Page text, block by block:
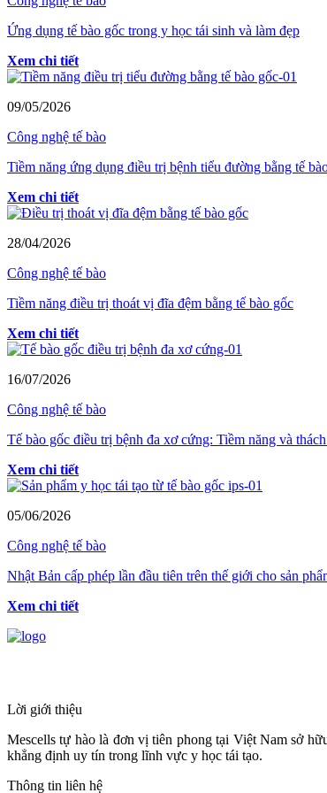
Ứng dụng tế bào gốc trong y học tái sinh và làm đẹp
Xem chi tiết
09/05/2026
Công nghệ tế bào
Tiềm năng ứng dụng điều trị bệnh tiểu đường bằng tế
Xem chi tiết
28/04/2026
Công nghệ tế bào
Tiềm năng điều trị thoát vị đĩa đệm bằng tế bào gốc
Xem chi tiết
16/07/2026
Công nghệ tế bào
Tế bào gốc điều trị bệnh đa xơ cứng: Tiềm năng và
Xem chi tiết
05/06/2026
Công nghệ tế bào
Nhật Bản cấp phép lần đầu tiên trên thế giới cho sản
Xem chi tiết
Lời giới thiệu
Mescells tự hào là đơn vị tiên phong tại Việt Nam sở
khẳng định uy tín trong lĩnh vực y học tái tạo.
Thông tin liên hệ